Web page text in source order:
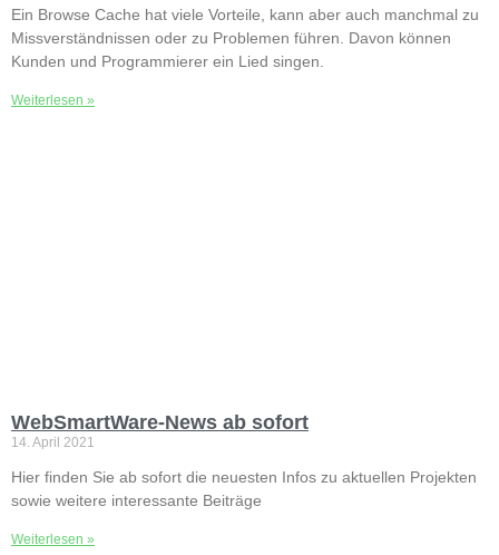
Ein Browse Cache hat viele Vorteile, kann aber auch manchmal zu
Missverständnissen oder zu Problemen führen. Davon können
Kunden und Programmierer ein Lied singen.
Weiterlesen »
WebSmartWare-News ab sofort
14. April 2021
Hier finden Sie ab sofort die neuesten Infos zu aktuellen Projekten
sowie weitere interessante Beiträge
Weiterlesen »